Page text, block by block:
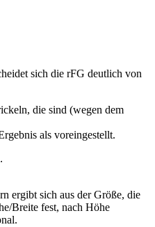
sich die rFG deutlich von
die sind (wegen dem
als voreingestellt.
ergibt sich aus der Größe, die
Breite fest, nach Höhe